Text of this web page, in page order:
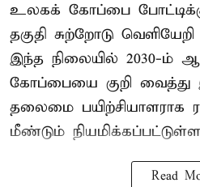
உலகக் கோப்பை
தகுதி சுற்றோடு வெளியேறி
இந்த நிலையில் 2030-ம்
கோப்பையை குறி வைத்து
தலைமை பயிற்சியாளராக
மீண்டும்
Read